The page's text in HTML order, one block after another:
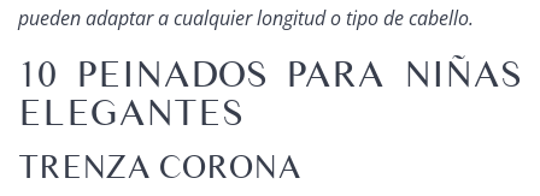
pueden adaptar a cualquier longitud o tipo de cabello.
10 PEINADOS PARA NIÑAS
ELEGANTES
TRENZA CORONA